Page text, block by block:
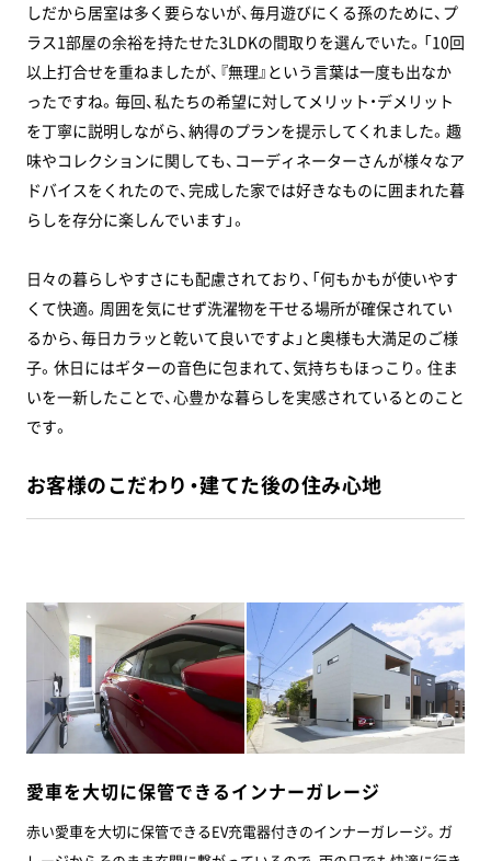
しだから居室は多く要らないが、毎月遊びにくる孫のために、プ
ラス1部屋の余裕を持たせた3LDKの間取りを選んでいた。「10回
以上打合せを重ねましたが、『無理』という言葉は一度も出なか
ったですね。毎回、私たちの希望に対してメリット・デメリット
を丁寧に説明しながら、納得のプランを提示してくれました。趣
味やコレクションに関しても、コーディネーターさんが様々なア
ドバイスをくれたので、完成した家では好きなものに囲まれた暮
らしを存分に楽しんでいます」。
日々の暮らしやすさにも配慮されており、「何もかもが使いやす
くて快適。周囲を気にせず洗濯物を干せる場所が確保されてい
るから、毎日カラッと乾いて良いですよ」と奥様も大満足のご様
子。休日にはギターの音色に包まれて、気持ちもほっこり。住ま
いを一新したことで、心豊かな暮らしを実感されているとのこと
です。
お客様のこだわり・建てた後の住み心地
愛車を大切に保管できるインナーガレージ
赤い愛車を大切に保管できるEV充電器付きのインナーガレージ。ガ